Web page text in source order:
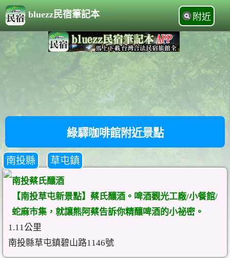
bluezz民宿筆記本 附近
綠驛咖啡館附近景點
南投縣 草屯鎮
南投蔡氏釀酒
【南投草屯新景點】蔡氏釀酒。啤酒觀光工廠/小餐館/
蛇麻市集，就讓熊阿蔡告訴你精釀啤酒的小祕密。
1.11公里
南投縣草屯鎮碧山路1146號